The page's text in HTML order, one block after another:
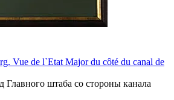
Vue de l`Etat Major du côté du canal de
Главного штаба со стороны канала